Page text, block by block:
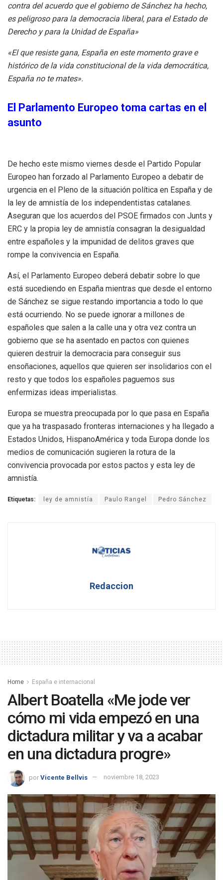
contra del acuerdo que el gobierno de Sánchez ha hecho,
es peligroso para la democracia liberal, para el Estado de
Derecho y para la Unidad de España»
«El que resiste gana, España en este momento grave e
histórico de la vida constitucional de la vida democrática,
España no te mates».
El Parlamento Europeo toma cartas en el
asunto
De hecho este mismo viernes desde el Partido Popular
Europeo han forzado al Parlamento Europeo a debatir de
urgencia en el Pleno de la situación política en España y de
la ley de amnistía de los independentistas catalanes.
Aseguran que los acuerdos del PSOE firmados con Junts y
ERC y la propia ley de amnistía consagran la desigualdad
entre españoles y la impunidad de delitos graves que
rompe la convivencia en España.
Así, el Parlamento Europeo deberá debatir sobre lo que
está sucediendo en España mientras que desde el entorno
de Sánchez se sigue restando importancia a todo lo que
está ocurriendo. No se puede ignorar a millones de
españoles que salen a la calle una y otra vez contra un
gobierno que se ha asentado en pactos con quienes
quieren destruir la democracia para conseguir sus
ensoñaciones, aquellos que quieren ser insolidarios con el
resto y que todos los españoles paguemos sus
enfermizas ideas imperialistas.
Europa se muestra preocupada por lo que pasa en España
que ya ha traspasado fronteras internaciones y ha llegado a
Estados Unidos, HispanoAmérica y toda Europa donde los
medios de comunicación sugieren la rotura de la
convivencia provocada por estos pactos y esta ley de
amnistía.
Etiquetas: ley de amnistía Paulo Rangel Pedro Sánchez
Redaccion
Home España e internacional
Albert Boatella «Me jode ver
cómo mi vida empezó en una
dictadura militar y va a acabar
en una dictadura progre»
por Vicente Bellvis noviembre 18, 2023